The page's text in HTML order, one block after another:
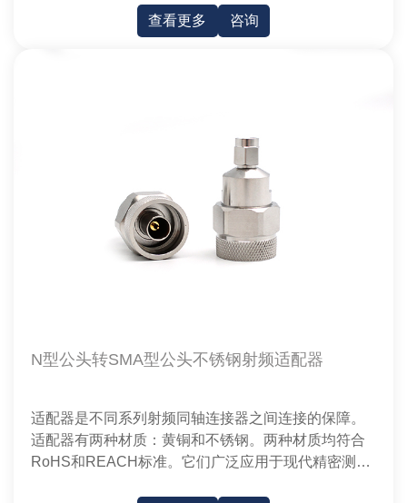
查看更多 咨询
N型公头转SMA型公头不锈钢射频适配器
适配器是不同系列射频同轴连接器之间连接的保障。
适配器有两种材质：黄铜和不锈钢。两种材质均符合
RoHS和REACH标准。它们广泛应用于现代精密测量